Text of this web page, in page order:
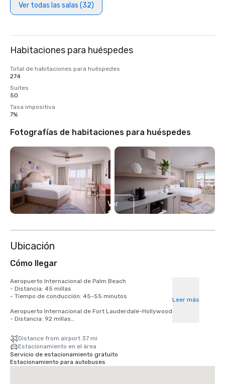
Ver todas las salas (32)
Habitaciones para huéspedes
Total de habitaciones para huéspedes
274
Suites
50
Tasa impositiva
7%
Fotografías de habitaciones para huéspedes
Ver
11
Ubicación
Cómo llegar
Aeropuerto Internacional de Palm Beach
- Distancia: 45 millas
- Tiempo de conducción: 45-55 minutos
Aeropuerto Internacional de Fort Lauderdale-Hollywood
- Distancia: 92 millas
Aeropuerto Internacional de Orlando
- Distancia: 135 millas
- Tiempo de conducción: 2-2,5 horas
Leer más
Distance from airport 37 mi
Estacionamiento en el área
Servicio de estacionamiento gratuito
Estacionamiento para autobuses